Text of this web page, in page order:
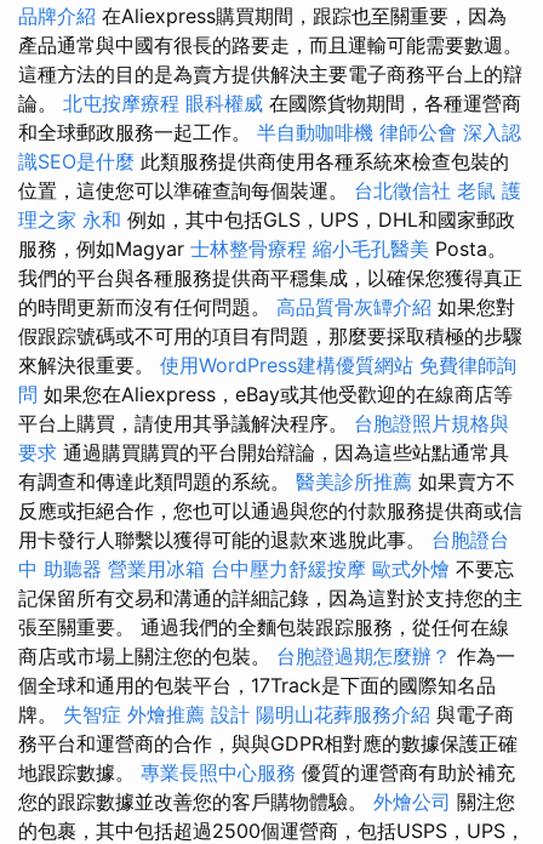
品牌介紹 在Aliexpress購買期間，跟踪也至關重要，因為
產品通常與中國有很長的路要走，而且運輸可能需要數週。
這種方法的目的是為賣方提供解決主要電子商務平台上的辯
論。 北屯按摩療程 眼科權威 在國際貨物期間，各種運營商
和全球郵政服務一起工作。 半自動咖啡機 律師公會 深入認
識SEO是什麼 此類服務提供商使用各種系統來檢查包裝的
位置，這使您可以準確查詢每個裝運。 台北徵信社 老鼠 護
理之家 永和 例如，其中包括GLS，UPS，DHL和國家郵政
服務，例如Magyar 士林整骨療程 縮小毛孔醫美 Posta。
我們的平台與各種服務提供商平穩集成，以確保您獲得真正
的時間更新而沒有任何問題。 高品質骨灰罈介紹 如果您對
假跟踪號碼或不可用的項目有問題，那麼要採取積極的步驟
來解決很重要。 使用WordPress建構優質網站 免費律師詢
問 如果您在Aliexpress，eBay或其他受歡迎的在線商店等
平台上購買，請使用其爭議解決程序。 台胞證照片規格與
要求 通過購買購買的平台開始辯論，因為這些站點通常具
有調查和傳達此類問題的系統。 醫美診所推薦 如果賣方不
反應或拒絕合作，您也可以通過與您的付款服務提供商或信
用卡發行人聯繫以獲得可能的退款來逃脫此事。 台胞證台
中 助聽器 營業用冰箱 台中壓力舒緩按摩 歐式外燴 不要忘
記保留所有交易和溝通的詳細記錄，因為這對於支持您的主
張至關重要。 通過我們的全麵包裝跟踪服務，從任何在線
商店或市場上關注您的包裝。 台胞證過期怎麼辦？ 作為一
個全球和通用的包裝平台，17Track是下面的國際知名品
牌。 失智症 外燴推薦 設計 陽明山花葬服務介紹 與電子商
務平台和運營商的合作，與與GDPR相對應的數據保護正確
地跟踪數據。 專業長照中心服務 優質的運營商有助於補充
您的跟踪數據並改善您的客戶購物體驗。 外燴公司 關注您
的包裹，其中包括超過2500個運營商，包括USPS，UPS，